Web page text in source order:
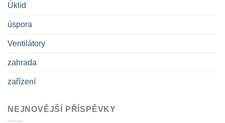
Úklid
úspora
Ventilátory
zahrada
zařízení
NEJNOVĚJŠÍ PŘÍSPĚVKY